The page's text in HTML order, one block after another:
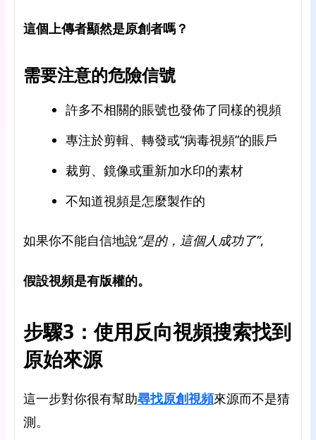
這個上傳者顯然是原創者嗎？
需要注意的危險信號
許多不相關的賬號也發佈了同樣的視頻
專注於剪輯、轉發或“病毒視頻”的賬戶
裁剪、鏡像或重新加水印的素材
不知道視頻是怎麼製作的
如果你不能自信地說“是的，這個人成功了”,
假設視頻是有版權的。
步驟3：使用反向視頻搜索找到
原始來源
這一步對你很有幫助尋找原創視頻來源而不是猜
測。